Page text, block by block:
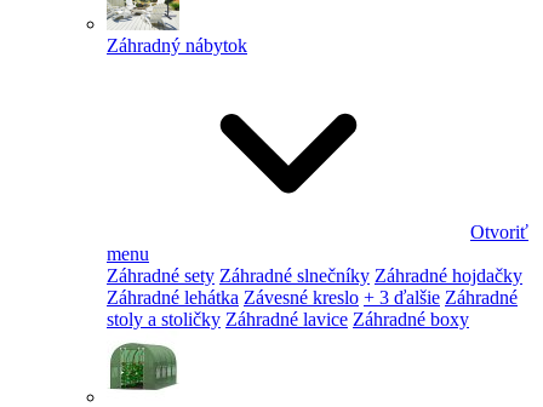
Záhradný nábytok
Otvoriť
menu
Záhradné sety Záhradné slnečníky Záhradné hojdačky
Záhradné lehátka Závesné kreslo + 3 ďalšie Záhradné
stoly a stoličky Záhradné lavice Záhradné boxy